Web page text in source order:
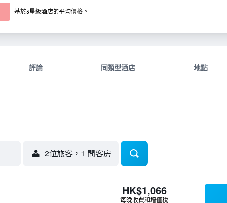
評論 同類型酒店 地點
2位旅客，1 間客房
HK$1,066
每晚收費和增值稅
基於3星級酒店的平均價格。